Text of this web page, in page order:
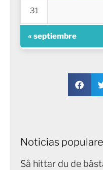
31
« septiembre
Noticias
Så hittar du de